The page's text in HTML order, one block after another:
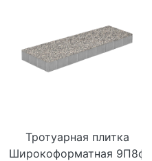
Тротуарная плитка
Широкоформатная 9П8ф